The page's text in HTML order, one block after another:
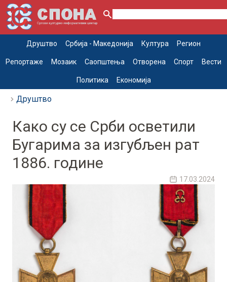
Друштво Србија - Македонија Култура Регион
Репортаже Мозаик Саопштења Отворена Спорт Вести
Политика Економија
Друштво
Како су се Срби осветили
Бугарима за изгубљен рат
1886. године
17.03.2024